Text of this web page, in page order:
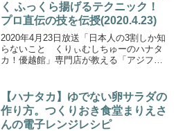
く ふっくら揚げるテクニック！
プロ直伝の技を伝授(2020.4.23)
2020年4月23日放送「日本人の3割しか知
らないこと くりぃむしちゅーのハナタ
カ！優越館」専門店が教える「アジフラ
専門店「京ばし松輪」さんです。こちら
では、「アジを揚げ...
【ハナタカ】ゆでない卵サラダの
作り方。つくりおき食堂まりえさ
んの電子レンジレシピ